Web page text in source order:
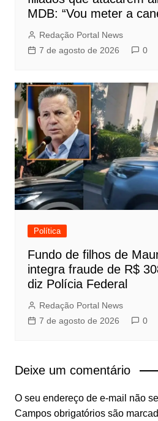
MDB: “Vou meter a
Redação Portal News
7 de agosto de 2026
0
Política
Fundo de filhos de
integra fraude de R$
diz Polícia Federal
Redação Portal News
7 de agosto de 2026
0
Deixe um comentário
O seu endereço de e-mail não
Campos obrigatórios são